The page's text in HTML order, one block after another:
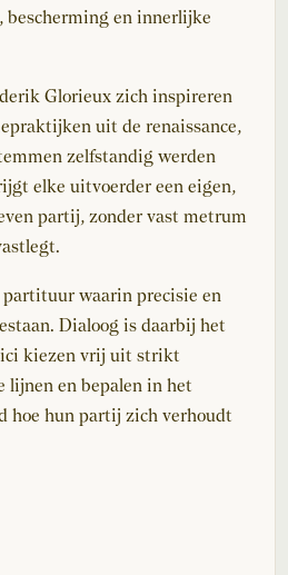
bescherming en innerlijke
Glorieux zich inspireren
uit de renaissance,
zelfstandig werden
elke uitvoerder een eigen,
partij, zonder vast metrum
waarin precisie en
Dialoog is daarbij het
kiezen vrij uit strikt
lijnen en bepalen in het
hoe hun partij zich verhoudt